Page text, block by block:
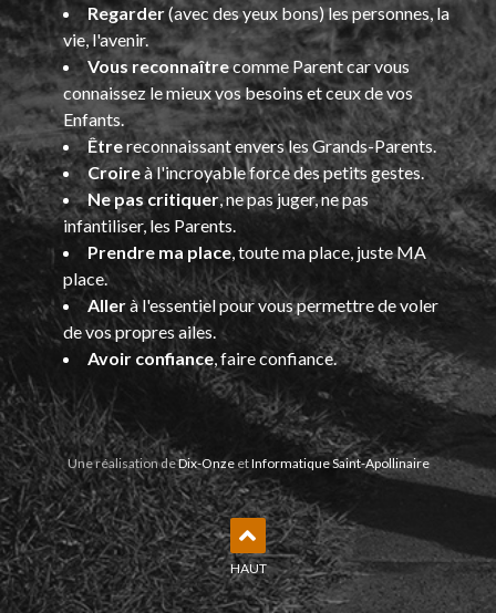
Regarder(avec des yeux bons) les personnes, la
vie, l'avenir.
Vous reconnaîtrecomme Parent car vous
connaissez le mieux vos besoins et ceux de vos
Enfants.
Êtrereconnaissant envers les Grands-Parents.
Croireà l'incroyable force des petits gestes.
Ne pas critiquer, ne pas juger, ne pas
infantiliser, les Parents.
Prendre ma place , toute ma place, juste MA
place.
Allerà l'essentiel pour vous permettre de voler
de vos propres ailes.
Avoir confiance , faire confiance.
Une réalisation deDix-OnzeetInformatique Saint-Apollinaire
HAUT